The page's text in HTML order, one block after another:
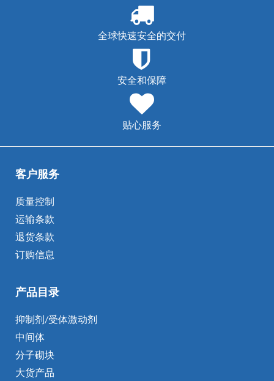
全球快速安全的交付
安全和保障
贴心服务
客户服务
质量控制
运输条款
退货条款
订购信息
产品目录
抑制剂/受体激动剂
中间体
分子砌块
大货产品